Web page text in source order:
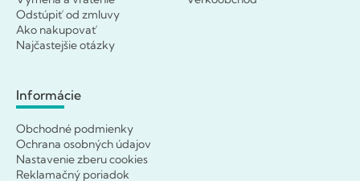
Odstúpiť od zmluvy
Ako nakupovať
Najčastejšie otázky
Informácie
Obchodné podmienky
Ochrana osobných údajov
Nastavenie zberu cookies
Reklamačný poriadok